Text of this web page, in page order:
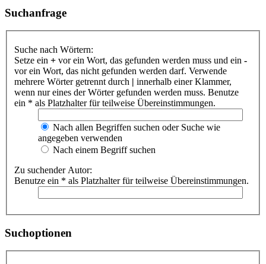
Suchanfrage
Suche nach Wörtern:
Setze ein + vor ein Wort, das gefunden werden muss und ein -
vor ein Wort, das nicht gefunden werden darf. Verwende
mehrere Wörter getrennt durch | innerhalb einer Klammer,
wenn nur eines der Wörter gefunden werden muss. Benutze
ein * als Platzhalter für teilweise Übereinstimmungen.
Nach allen Begriffen suchen oder Suche wie
angegeben verwenden
Nach einem Begriff suchen
Zu suchender Autor:
Benutze ein * als Platzhalter für teilweise Übereinstimmungen.
Suchoptionen